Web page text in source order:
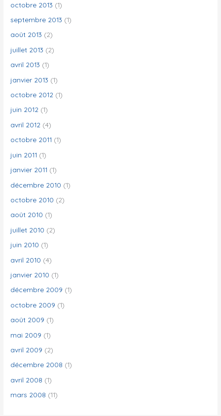
octobre 2013 (1)
septembre 2013 (1)
août 2013 (2)
juillet 2013 (2)
avril 2013 (1)
janvier 2013 (1)
octobre 2012 (1)
juin 2012 (1)
avril 2012 (4)
octobre 2011 (1)
juin 2011 (1)
janvier 2011 (1)
décembre 2010 (1)
octobre 2010 (2)
août 2010 (1)
juillet 2010 (2)
juin 2010 (1)
avril 2010 (4)
janvier 2010 (1)
décembre 2009 (1)
octobre 2009 (1)
août 2009 (1)
mai 2009 (1)
avril 2009 (2)
décembre 2008 (1)
avril 2008 (1)
mars 2008 (11)